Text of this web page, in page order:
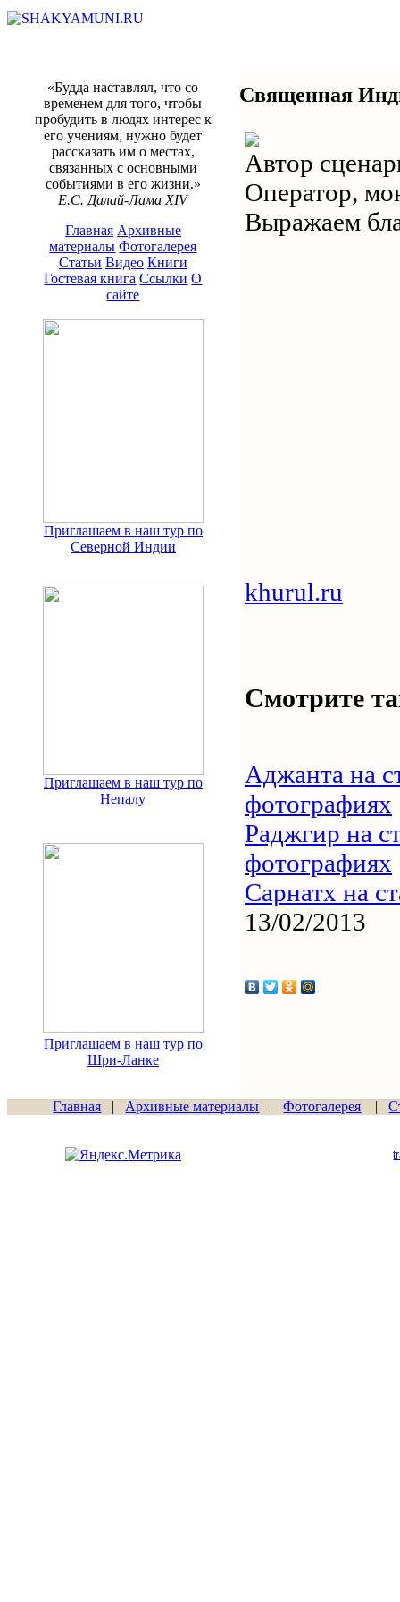
«Будда наставлял, что со
временем для того, чтобы
пробудить в людях интерес к
его учениям, нужно будет
рассказать им о местах,
связанных с основными
событиями в его жизни.»
Е.С. Далай-Лама XIV
Главная Архивные
материалы Фотогалерея
Статьи Видео Книги
Гостевая книга Ссылки О
сайте
Приглашаем в наш тур по
Северной Индии
Приглашаем в наш тур по
Непалу
Приглашаем в наш тур по
Шри-Ланке
Священная
Автор
Оператор,
Выражаем
khurul.ru
Смотрите
Аджанта на
фотографиях
Раджгир на
фотографиях
Сарнатх на
13/02/2013
Главная | Архивные материалы |Фотогалерея |